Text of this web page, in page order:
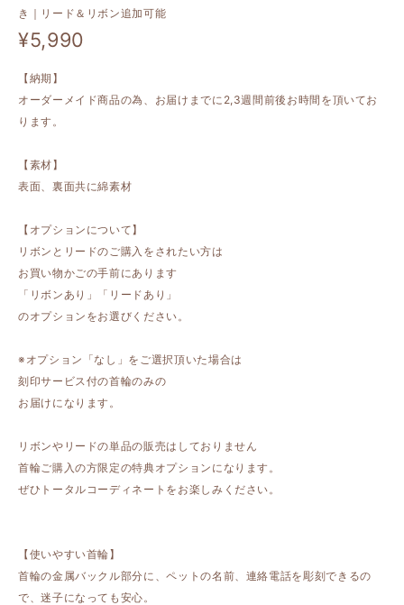
き｜リード＆リボン追加可能
¥5,990
【納期】
オーダーメイド商品の為、お届けまでに2,3週間前後お時間を頂いてお
ります。
【素材】
表面、裏面共に綿素材
【オプションについて】
リボンとリードのご購入をされたい方は
お買い物かごの手前にあります
「リボンあり」「リードあり」
のオプションをお選びください。
※オプション「なし」をご選択頂いた場合は
刻印サービス付の首輪のみの
お届けになります。
リボンやリードの単品の販売はしておりません
首輪ご購入の方限定の特典オプションになります。
ぜひトータルコーディネートをお楽しみください。
【使いやすい首輪】
首輪の金属バックル部分に、ペットの名前、連絡電話を彫刻できるの
で、迷子になっても安心。